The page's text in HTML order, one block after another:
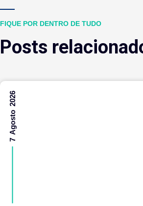
FIQUE POR DENTRO DE TUDO
Posts
7 Agosto 2026